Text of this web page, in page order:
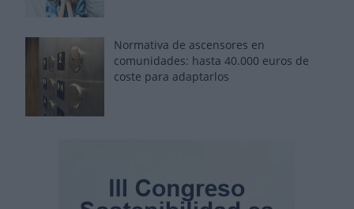
Normativa de ascensores en
comunidades: hasta 40.000 euros de
coste para adaptarlos